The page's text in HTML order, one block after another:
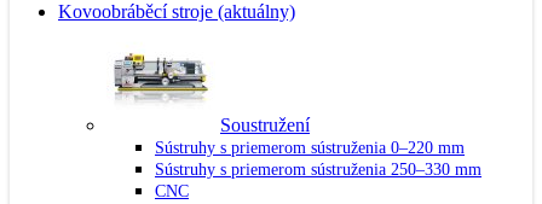
Kovoobráběcí stroje (aktuálny)
Soustružení
Sústruhy s priemerom sústruženia 0–220 mm
Sústruhy s priemerom sústruženia 250–330 mm
CNC